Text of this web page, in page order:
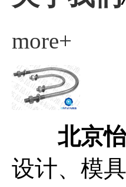
more+
北京
设计、模